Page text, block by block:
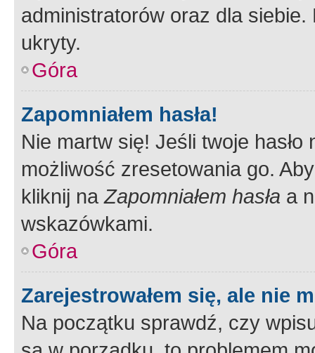
administratorów oraz dla
ukryty.
Góra
Zapomniałem hasła!
Nie martw się! Jeśli twoje
możliwość zresetowania go.
kliknij naZapomniałem hasła a
wskazówkami.
Góra
Zarejestrowałem się, ale nie
Na początku sprawdź, czy